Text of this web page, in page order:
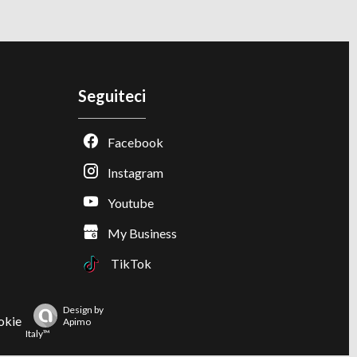
Seguiteci
Facebook
Instagram
Youtube
My Business
TikTok
Design by
Apimo
Italy™